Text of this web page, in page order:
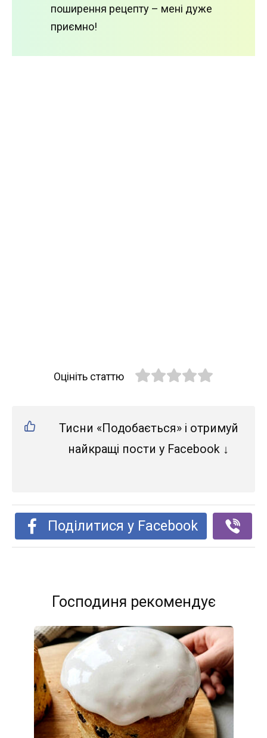
поширення рецепту – мені дуже
приємно!
Оцініть статтю
Тисни «Подобається» і отримуй
найкращі пости у Facebook ↓
Поділитися у Facebook
Господиня рекомендує